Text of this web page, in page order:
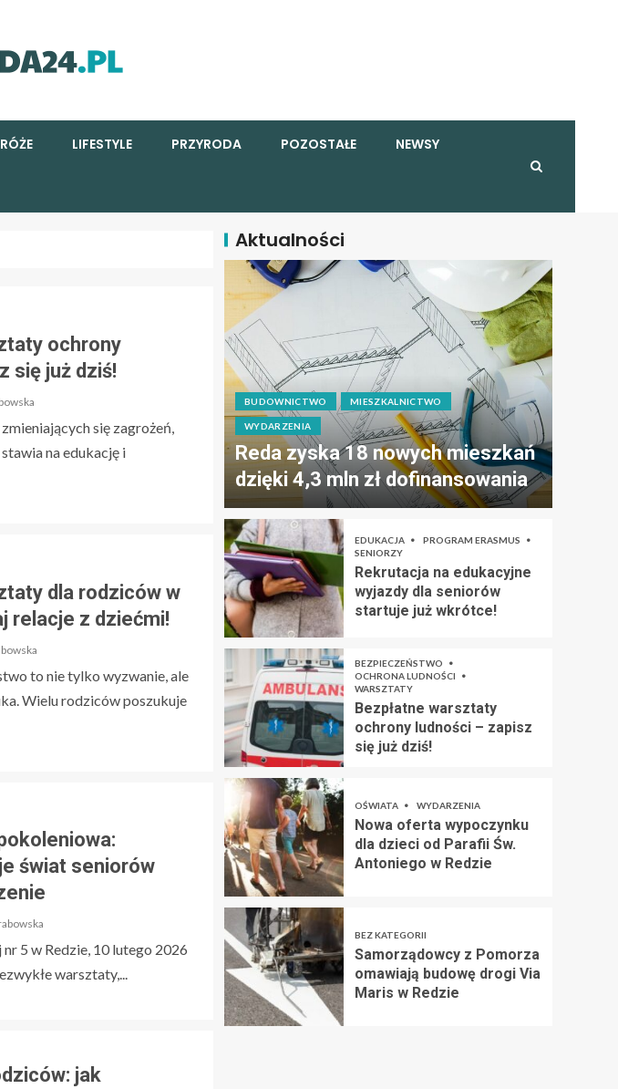
LIFESTYLE PRZYRODA POZOSTAŁE NEWSY
ochrony
się już dziś!
się zagrożeń,
na edukację i
dla rodziców w
relacje z dziećmi!
to nie tylko wyzwanie, ale
Wielu rodziców poszukuje
świat seniorów
5 w Redzie, 10 lutego 2026
warsztaty,...
jak
Aktualności
BUDOWNICTWO MIESZKALNICTWO
WYDARZENIA
Reda zyska 18 nowych mieszkań
dzięki 4,3 mln zł dofinansowania
EDUKACJA
PROGRAM ERASMUS
SENIORZY
Rekrutacja na edukacyjne
wyjazdy dla seniorów
startuje już wkrótce!
BEZPIECZEŃSTWO
OCHRONA LUDNOŚCI
WARSZTATY
Bezpłatne warsztaty
ochrony ludności – zapisz
się już dziś!
OŚWIATA WYDARZENIA
Nowa oferta wypoczynku
dla dzieci od Parafii Św.
Antoniego w Redzie
BEZ KATEGORII
Samorządowcy z Pomorza
omawiają budowę drogi Via
Maris w Redzie